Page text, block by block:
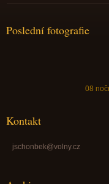
Poslední fotografie
08
Kontakt
jschonbek@volny.cz